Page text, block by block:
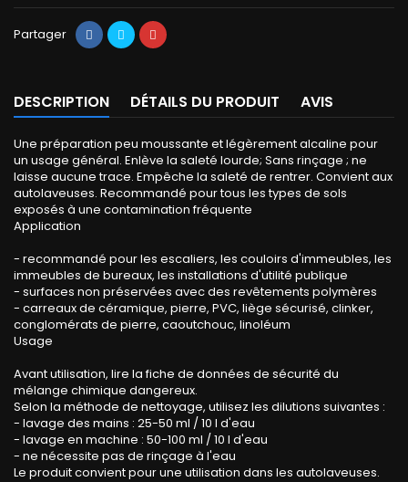
Partager
DESCRIPTION DÉTAILS DU PRODUIT AVIS
Une préparation peu moussante et légèrement alcaline pour
un usage général. Enlève la saleté lourde; Sans rinçage ; ne
laisse aucune trace. Empêche la saleté de rentrer. Convient aux
autolaveuses. Recommandé pour tous les types de sols
exposés à une contamination fréquente
Application
- recommandé pour les escaliers, les couloirs d'immeubles, les
immeubles de bureaux, les installations d'utilité publique
- surfaces non préservées avec des revêtements polymères
- carreaux de céramique, pierre, PVC, liège sécurisé, clinker,
conglomérats de pierre, caoutchouc, linoléum
Usage
Avant utilisation, lire la fiche de données de sécurité du
mélange chimique dangereux.
Selon la méthode de nettoyage, utilisez les dilutions suivantes :
- lavage des mains : 25-50 ml / 10 l d'eau
- lavage en machine : 50-100 ml / 10 l d'eau
- ne nécessite pas de rinçage à l'eau
Le produit convient pour une utilisation dans les autolaveuses.